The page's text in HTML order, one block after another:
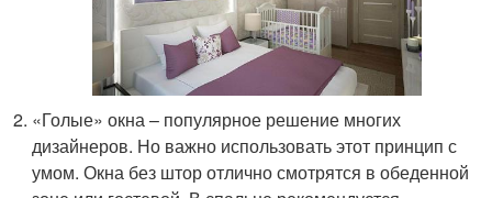
«Голые» окна – популярное решение многих
дизайнеров. Но важно использовать этот принцип с
умом. Окна без штор отлично смотрятся в обеденной